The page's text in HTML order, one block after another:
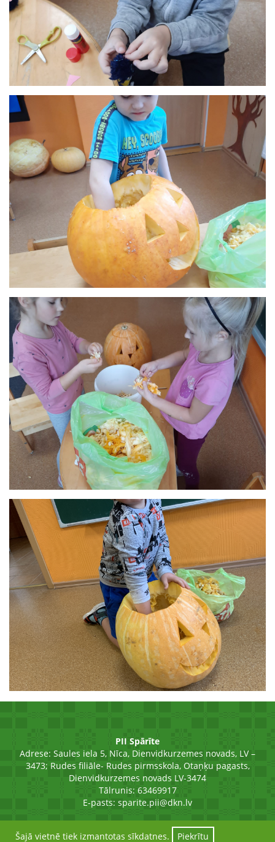
Šajā vietnē tiek izmantotas sīkdatnes. Piekrītu
PII Spārīte
Adrese: Saules iela 5, Nīca, Dienvidkurzemes novads, LV –
3473; Rudes filiāle- Rudes pirmsskola, Otaņķu pagasts,
Dienvidkurzemes novads LV-3474
Tālrunis: 63469917
E-pasts: sparite.pii@dkn.lv